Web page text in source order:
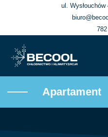
ul.
Apartament